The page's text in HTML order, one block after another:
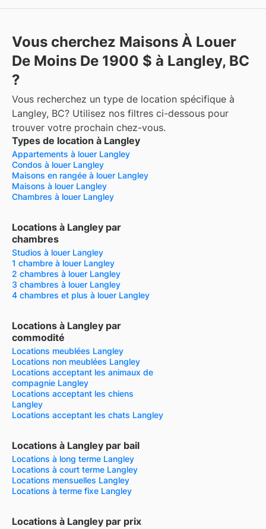
Vous cherchez Maisons À Louer
De Moins De 1900 $ à Langley, BC
?
Vous recherchez un type de location spécifique à
Langley, BC? Utilisez nos filtres ci-dessous pour
trouver votre prochain chez-vous.
Types de location à Langley
Appartements à louer Langley
Condos à louer Langley
Maisons en rangée à louer Langley
Maisons à louer Langley
Chambres à louer Langley
Locations à Langley par
chambres
Studios à louer Langley
1 chambre à louer Langley
2 chambres à louer Langley
3 chambres à louer Langley
4 chambres et plus à louer Langley
Locations à Langley par
commodité
Locations meublées Langley
Locations non meublées Langley
Locations acceptant les animaux de
compagnie Langley
Locations acceptant les chiens
Langley
Locations acceptant les chats Langley
Locations à Langley par bail
Locations à long terme Langley
Locations à court terme Langley
Locations mensuelles Langley
Locations à terme fixe Langley
Locations à Langley par prix